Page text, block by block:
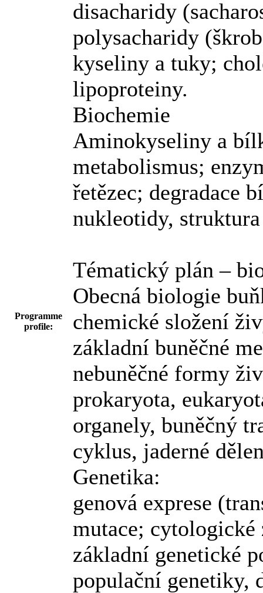
Programme
profile:
disacharidy
polysacharidy
kyseliny a tuky;
lipoproteiny.
Biochemie
Aminokyseliny a
metabolismus;
řetězec; degradace
nukleotidy,
Tématický plán –
Obecná biologie
chemické složení
základní buněčné
nebuněčné formy
prokaryota,
organely, buněčný
cyklus, jaderné
Genetika:
genová exprese
mutace;
základní genetické
populační genetiky,